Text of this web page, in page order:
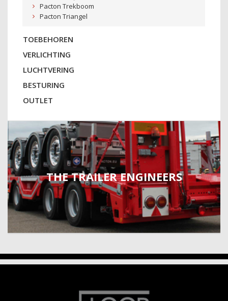
Pacton Trekboom
Pacton Triangel
TOEBEHOREN
VERLICHTING
LUCHTVERING
BESTURING
OUTLET
THE TRAILER ENGINEERS